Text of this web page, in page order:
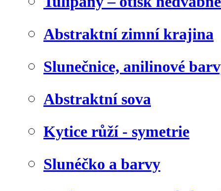
Abstraktní zimní krajina
Slunečnice, anilinové
Abstraktní sova
Kytice růží - symetrie
Slunéčko a barvy